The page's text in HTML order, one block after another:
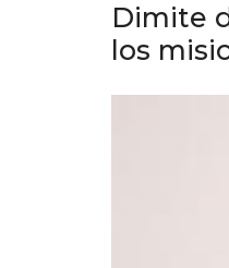
Dimite
los